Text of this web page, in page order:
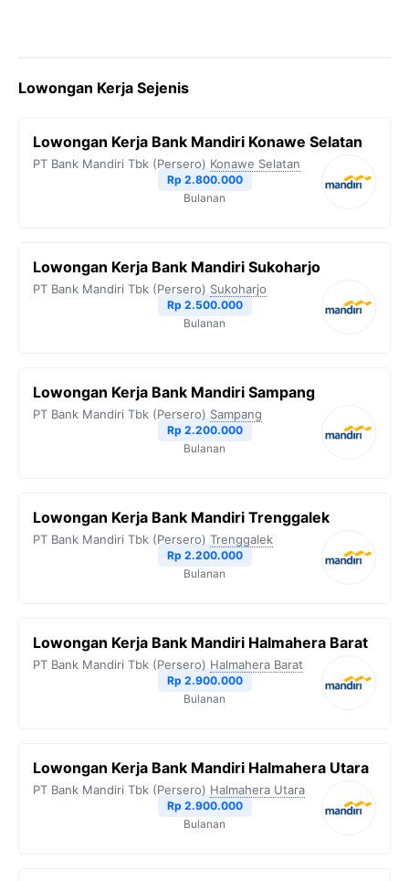
Lowongan Kerja Sejenis
Lowongan Kerja Bank Mandiri Konawe Selatan
PT Bank Mandiri Tbk (Persero) Konawe Selatan
Rp 2.800.000
Bulanan
Lowongan Kerja Bank Mandiri Sukoharjo
PT Bank Mandiri Tbk (Persero) Sukoharjo
Rp 2.500.000
Bulanan
Lowongan Kerja Bank Mandiri Sampang
PT Bank Mandiri Tbk (Persero) Sampang
Rp 2.200.000
Bulanan
Lowongan Kerja Bank Mandiri Trenggalek
PT Bank Mandiri Tbk (Persero) Trenggalek
Rp 2.200.000
Bulanan
Lowongan Kerja Bank Mandiri Halmahera Barat
PT Bank Mandiri Tbk (Persero) Halmahera Barat
Rp 2.900.000
Bulanan
Lowongan Kerja Bank Mandiri Halmahera Utara
PT Bank Mandiri Tbk (Persero) Halmahera Utara
Rp 2.900.000
Bulanan